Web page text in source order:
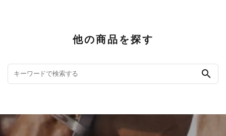
他の商品を探す
search